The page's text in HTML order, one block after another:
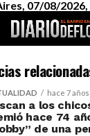
07/08/2026,
hace 7 años
a los
hace 74
de una